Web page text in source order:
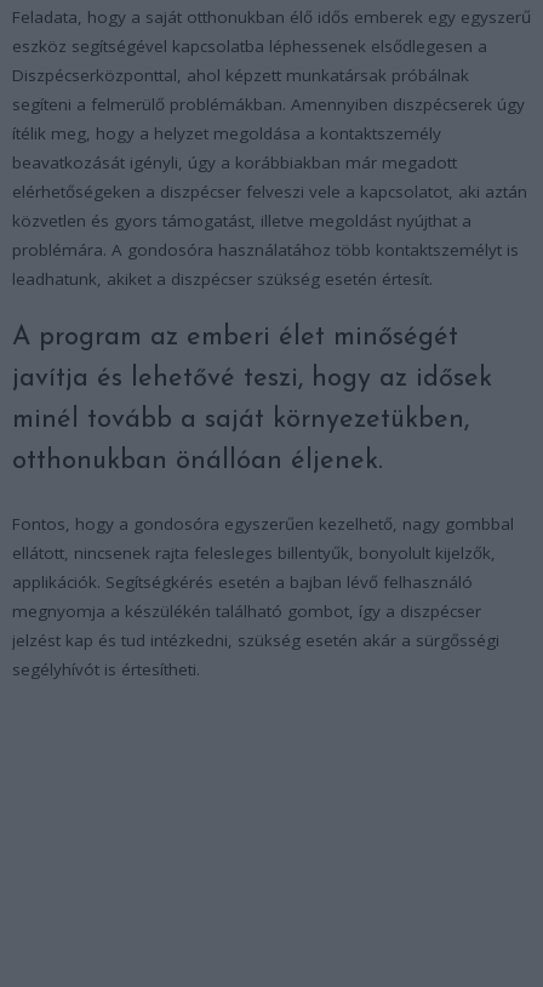
Feladata, hogy a saját otthonukban élő idős emberek egy egyszerű
eszköz segítségével kapcsolatba léphessenek elsődlegesen a
Diszpécserközponttal, ahol képzett munkatársak próbálnak
segíteni a felmerülő problémákban. Amennyiben diszpécserek úgy
ítélik meg, hogy a helyzet megoldása a kontaktszemély
beavatkozását igényli, úgy a korábbiakban már megadott
elérhetőségeken a diszpécser felveszi vele a kapcsolatot, aki aztán
közvetlen és gyors támogatást, illetve megoldást nyújthat a
problémára. A gondosóra használatához több kontaktszemélyt is
leadhatunk, akiket a diszpécser szükség esetén értesít.
A program az emberi élet minőségét
javítja és lehetővé teszi, hogy az idősek
minél tovább a saját környezetükben,
otthonukban önállóan éljenek.
Fontos, hogy a gondosóra egyszerűen kezelhető, nagy gombbal
ellátott, nincsenek rajta felesleges billentyűk, bonyolult kijelzők,
applikációk. Segítségkérés esetén a bajban lévő felhasználó
megnyomja a készülékén található gombot, így a diszpécser
jelzést kap és tud intézkedni, szükség esetén akár a sürgősségi
segélyhívót is értesítheti.